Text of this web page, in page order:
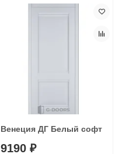
Венеция ДГ Белый софт
9190 ₽